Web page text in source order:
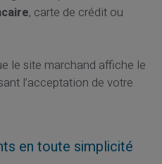
, carte de crédit ou
le site marchand affiche le
l’acceptation de votre
en toute simplicité